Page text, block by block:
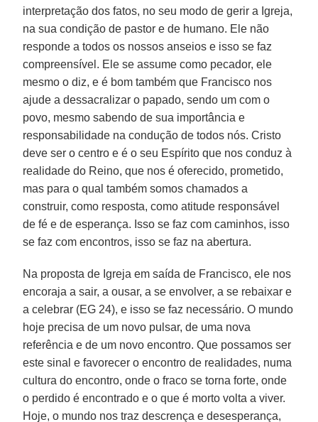
interpretação dos fatos, no seu modo de gerir a Igreja,
na sua condição de pastor e de humano. Ele não
responde a todos os nossos anseios e isso se faz
compreensível. Ele se assume como pecador, ele
mesmo o diz, e é bom também que Francisco nos
ajude a dessacralizar o papado, sendo um com o
povo, mesmo sabendo de sua importância e
responsabilidade na condução de todos nós. Cristo
deve ser o centro e é o seu Espírito que nos conduz à
realidade do Reino, que nos é oferecido, prometido,
mas para o qual também somos chamados a
construir, como resposta, como atitude responsável
de fé e de esperança. Isso se faz com caminhos, isso
se faz com encontros, isso se faz na abertura.
Na proposta de Igreja em saída de Francisco, ele nos
encoraja a sair, a ousar, a se envolver, a se rebaixar e
a celebrar (EG 24), e isso se faz necessário. O mundo
hoje precisa de um novo pulsar, de uma nova
referência e de um novo encontro. Que possamos ser
este sinal e favorecer o encontro de realidades, numa
cultura do encontro, onde o fraco se torna forte, onde
o perdido é encontrado e o que é morto volta a viver.
Hoje, o mundo nos traz descrença e desesperança,